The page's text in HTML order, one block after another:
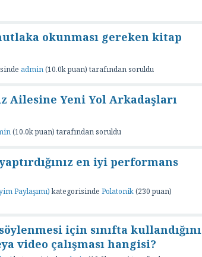
okunması gereken kitap
admin(10.0kpuan) tarafından soruldu
Ailesine Yeni Yol Arkadaşları
(10.0kpuan) tarafından soruldu
en iyi performans
Paylaşımı)kategorisinde Polatonik(230puan)
için sınıfta
video çalışması hangisi?